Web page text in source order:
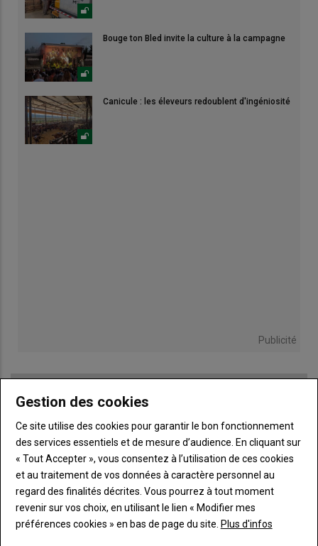
Bouge ton Bled invite la culture à la campagne
Canicule : les éleveurs redoublent d'ingéniosité
Publicité
Body A partir de 85€
Lien JE M'ABONNE
Gestion des cookies
Ce site utilise des cookies pour garantir le bon fonctionnement
des services essentiels et de mesure d’audience. En cliquant sur
« Tout Accepter », vous consentez à l’utilisation de ces cookies
et au traitement de vos données à caractère personnel au
regard des finalités décrites. Vous pourrez à tout moment
revenir sur vos choix, en utilisant le lien « Modifier mes
préférences cookies » en bas de page du site. Plus d'infos